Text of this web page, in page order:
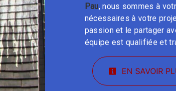
Pau, nous sommes à
nécessaires à votre
passion et le partager
équipe est qualifiée et
EN SAVOIR